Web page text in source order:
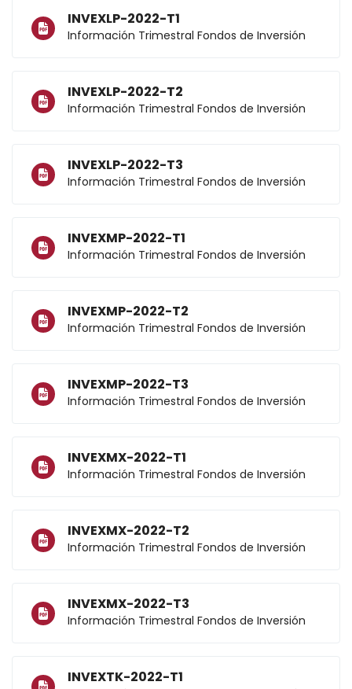
INVEXLP-2022-T1
Información Trimestral Fondos de Inversión
INVEXLP-2022-T2
Información Trimestral Fondos de Inversión
INVEXLP-2022-T3
Información Trimestral Fondos de Inversión
INVEXMP-2022-T1
Información Trimestral Fondos de Inversión
INVEXMP-2022-T2
Información Trimestral Fondos de Inversión
INVEXMP-2022-T3
Información Trimestral Fondos de Inversión
INVEXMX-2022-T1
Información Trimestral Fondos de Inversión
INVEXMX-2022-T2
Información Trimestral Fondos de Inversión
INVEXMX-2022-T3
Información Trimestral Fondos de Inversión
INVEXTK-2022-T1